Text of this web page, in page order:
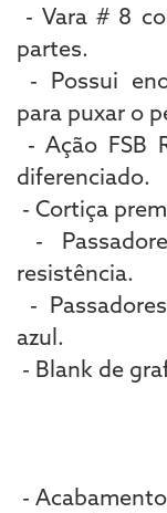
- Vara # 8
partes.
- Possui
para puxar o
- Ação FSB
diferenciado.
- Cortiça
-
resistência.
-
azul.
- Blank de
-